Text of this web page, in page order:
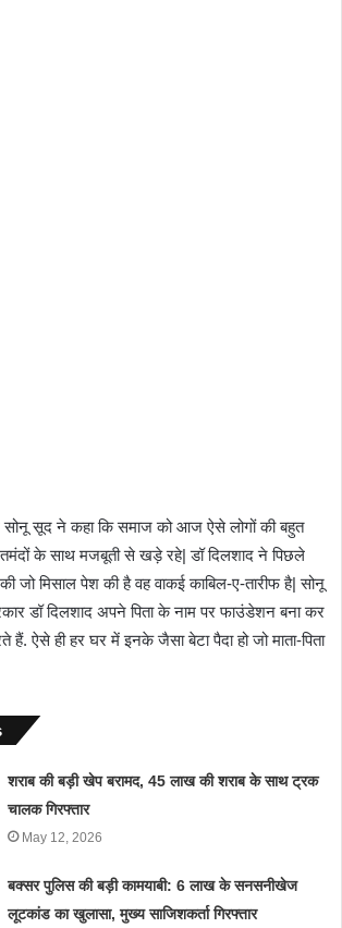
सोनू सूद ने कहा कि समाज को आज ऐसे लोगों की बहुत
के साथ मजबूती से खड़े रहे| डॉ दिलशाद ने पिछले
जो मिसाल पेश की है वह वाकई काबिल-ए-तारीफ है| सोनू
डॉ दिलशाद अपने पिता के नाम पर फाउंडेशन बना कर
ऐसे ही हर घर में इनके जैसा बेटा पैदा हो जो माता-पिता
शराब की बड़ी खेप बरामद, 45 लाख की शराब के साथ ट्रक
चालक गिरफ्तार
May 12, 2026
बक्सर पुलिस की बड़ी कामयाबी: 6 लाख के सनसनीखेज
लूटकांड का खुलासा, मुख्य साजिशकर्ता गिरफ्तार